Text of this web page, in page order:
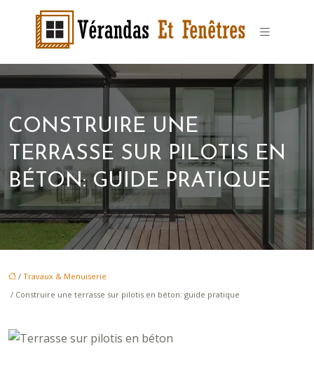
CONSTRUIRE UNE
TERRASSE SUR PILOTIS EN
BÉTON: GUIDE PRATIQUE
/ Travaux & Menuiserie
/ Construire une terrasse sur pilotis en béton: guide pratique